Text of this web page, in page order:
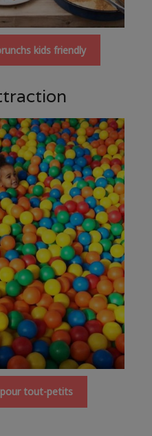
kids friendly
tout-petits